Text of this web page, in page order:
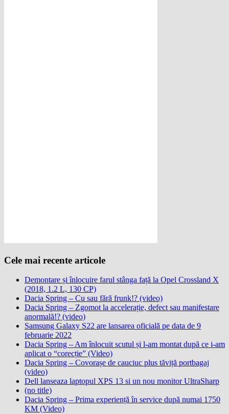
Cele mai recente articole
Demontare și înlocuire farul stânga față la Opel Crossland X
(2018, 1.2 L, 130 CP)
Dacia Spring – Cu sau fără frunk!? (video)
Dacia Spring – Zgomot la accelerație, defect sau manifestare
anormală!? (video)
Samsung Galaxy S22 are lansarea oficială pe data de 9
februarie 2022
Dacia Spring – Am înlocuit scutul și l-am montat după ce i-am
aplicat o “corecție” (Video)
Dacia Spring – Covorașe de cauciuc plus tăviță portbagaj
(video)
Dell lanseaza laptopul XPS 13 si un nou monitor UltraSharp
(no title)
Dacia Spring – Prima experiență în service după numai 1750
KM (Video)